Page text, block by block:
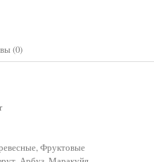
(0)
Фруктовые